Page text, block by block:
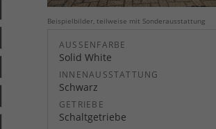
Beispielbilder, teilweise mit Sonderausstattung
AUSSENFARBE
Solid White
INNENAUSSTATTUNG
Schwarz
GETRIEBE
Schaltgetriebe